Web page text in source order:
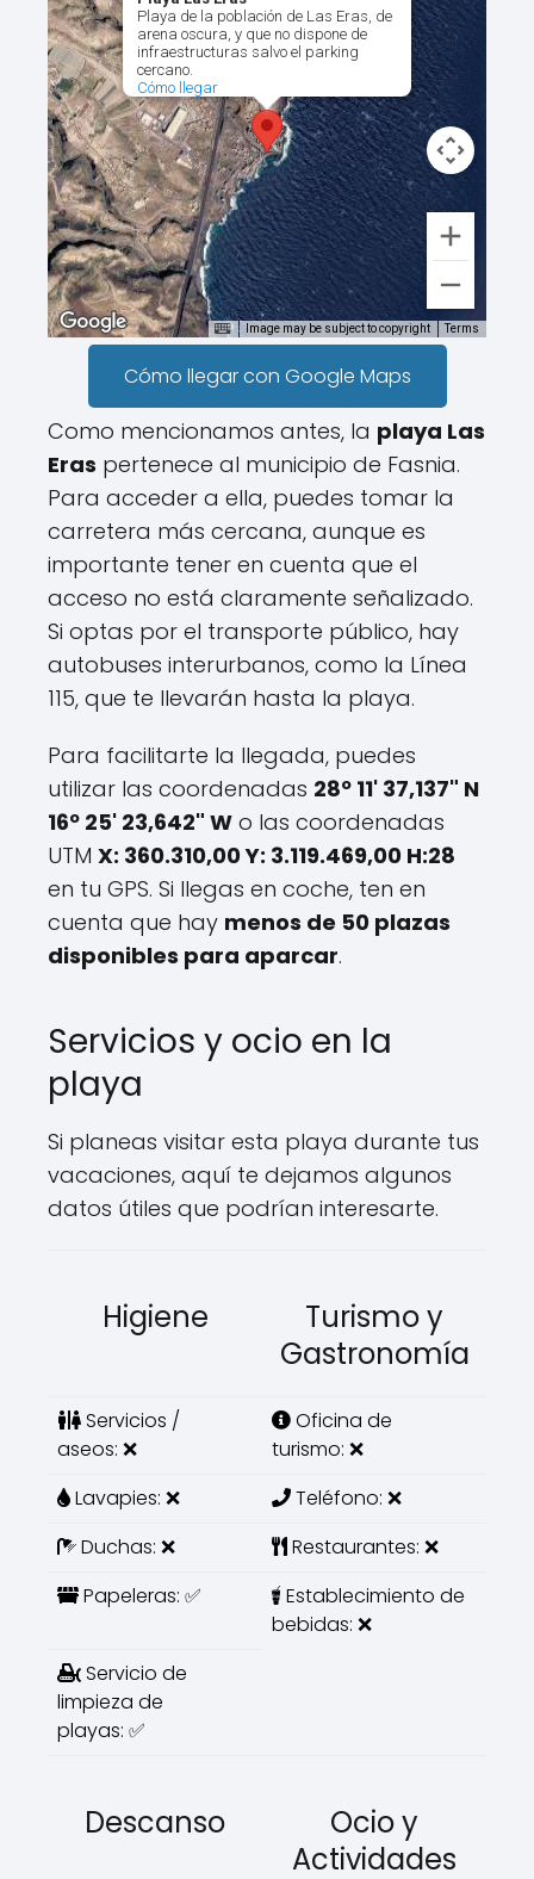
Playa de la población de Las Eras, de
arena oscura, y que no dispone de
infraestructuras salvo el parking
cercano.
Cómo llegar
Image may be subject to copyright Terms
Cómo llegar con Google Maps
Como mencionamos antes, la playa Las
Eras pertenece al municipio de Fasnia.
Para acceder a ella, puedes tomar la
carretera más cercana, aunque es
importante tener en cuenta que el
acceso no está claramente señalizado.
Si optas por el transporte público, hay
autobuses interurbanos, como la Línea
115, que te llevarán hasta la playa.
Para facilitarte la llegada, puedes
utilizar las coordenadas 28º 11' 37,137" N
16º 25' 23,642" W o las coordenadas
UTM X: 360.310,00 Y: 3.119.469,00 H:28
en tu GPS. Si llegas en coche, ten en
cuenta que hay menos de 50 plazas
disponibles para aparcar.
Servicios y ocio en la
playa
Si planeas visitar esta playa durante tus
vacaciones, aquí te dejamos algunos
datos útiles que podrían interesarte.
Higiene
Turismo y
Gastronomía
Servicios /
aseos: ❌
Oficina de
turismo: ❌
Lavapies: ❌
Teléfono: ❌
Duchas: ❌
Restaurantes: ❌
Papeleras: ✅
Establecimiento de
bebidas: ❌
Servicio de
limpieza de
playas: ✅
Descanso
Ocio y
Actividades